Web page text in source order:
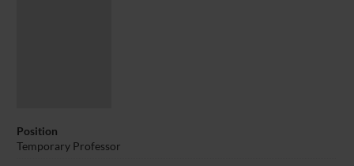
Position
Temporary Professor